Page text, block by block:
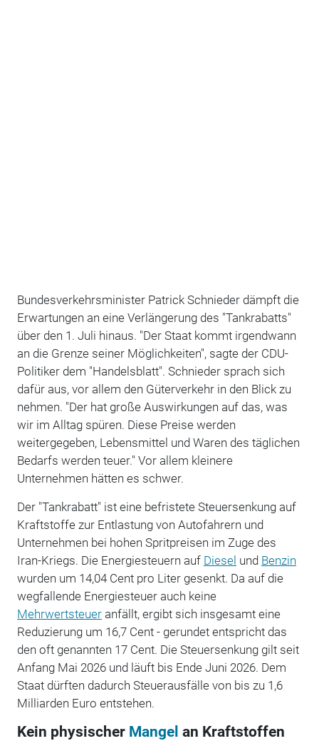
Bundesverkehrsminister Patrick Schnieder dämpft die
Erwartungen an eine Verlängerung des "Tankrabatts"
über den 1. Juli hinaus. "Der Staat kommt irgendwann
an die Grenze seiner Möglichkeiten", sagte der CDU-
Politiker dem "Handelsblatt". Schnieder sprach sich
dafür aus, vor allem den Güterverkehr in den Blick zu
nehmen. "Der hat große Auswirkungen auf das, was
wir im Alltag spüren. Diese Preise werden
weitergegeben, Lebensmittel und Waren des täglichen
Bedarfs werden teuer." Vor allem kleinere
Unternehmen hätten es schwer.
Der "Tankrabatt" ist eine befristete Steuersenkung auf
Kraftstoffe zur Entlastung von Autofahrern und
Unternehmen bei hohen Spritpreisen im Zuge des
Iran-Kriegs. Die Energiesteuern auf Diesel und Benzin
wurden um 14,04 Cent pro Liter gesenkt. Da auf die
wegfallende Energiesteuer auch keine
Mehrwertsteueranfällt, ergibt sich insgesamt eine
Reduzierung um 16,7 Cent - gerundet entspricht das
den oft genannten 17 Cent. Die Steuersenkung gilt seit
Anfang Mai 2026 und läuft bis Ende Juni 2026. Dem
Staat dürften dadurch Steuerausfälle von bis zu 1,6
Milliarden Euro entstehen.
Kein physischer Mangel an Kraftstoffen